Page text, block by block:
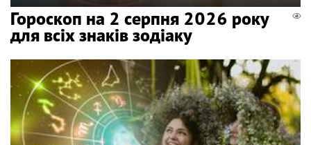
Гороскоп на 2 серпня 2026 року
для всіх знаків зодіаку